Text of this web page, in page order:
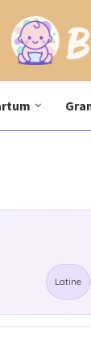
Latine